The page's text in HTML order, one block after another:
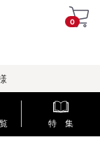
0
特 集